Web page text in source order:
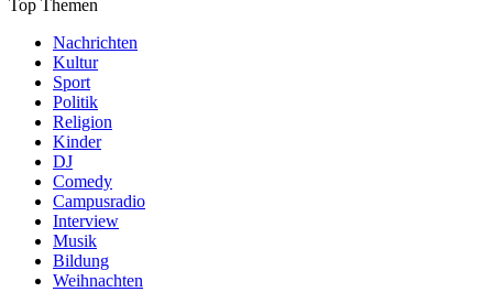
Top Themen
Nachrichten
Kultur
Sport
Politik
Religion
Kinder
DJ
Comedy
Campusradio
Interview
Musik
Bildung
Weihnachten